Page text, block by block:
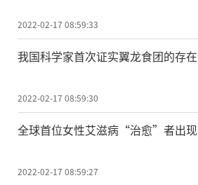
2022-02-17 08:59:33
我国科学家首次证实翼龙食团的存在
2022-02-17 08:59:30
全球首位女性艾滋病“治愈”者出现
2022-02-17 08:59:27